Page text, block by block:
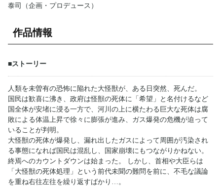
泰司（企画・プロデュース）
作品情報
■ストーリー
人類を未曽有の恐怖に陥れた大怪獣が、ある日突然、死んだ。
国民は歓喜に沸き、政府は怪獣の死体に「希望」と名付けるなど
国全体が安堵に浸る一方で、河川の上に横たわる巨大な死体は腐
敗による体温上昇で徐々に膨張が進み、ガス爆発の危機が迫って
いることが判明。
大怪獣の死体が爆発し、漏れ出したガスによって周囲が汚染され
る事態になれば国民は混乱し、国家崩壊にもつながりかねない。
終焉へのカウントダウンは始まった。 しかし、首相や大臣らは
「大怪獣の死体処理」という前代未聞の難問を前に、不毛な議論
を重ね右往左往を繰り返すばかり…。